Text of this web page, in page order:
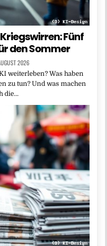
Fünf
den Sommer
2026
weiterleben? Was haben
zu tun? Und was machen
die…